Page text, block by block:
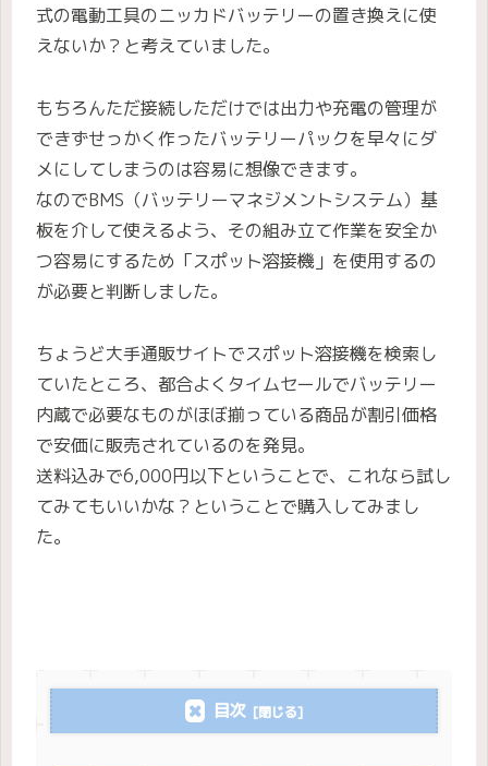
式の電動工具のニッカドバッテリーの置き換えに使
えないか？と考えていました。
もちろんただ接続しただけでは出力や充電の管理が
できずせっかく作ったバッテリーパックを早々にダ
メにしてしまうのは容易に想像できます。
なのでBMS（バッテリーマネジメントシステム）基
板を介して使えるよう、その組み立て作業を安全か
つ容易にするため「スポット溶接機」を使用するの
が必要と判断しました。
ちょうど大手通販サイトでスポット溶接機を検索し
ていたところ、都合よくタイムセールでバッテリー
内蔵で必要なものがほぼ揃っている商品が割引価格
で安価に販売されているのを発見。
送料込みで6,000円以下ということで、これなら試し
てみてもいいかな？ということで購入してみまし
た。
目次